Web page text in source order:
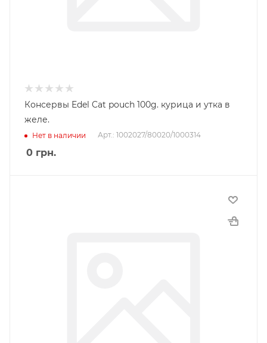
Консервы Edel Cat pouch 100g. курица и утка в
желе.
Нет в наличии Арт.: 1002027/80020/1000314
0 грн.